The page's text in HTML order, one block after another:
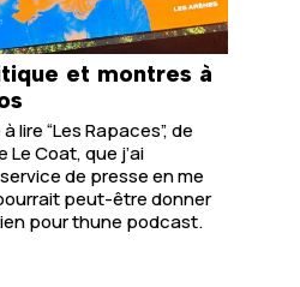
et montres à
lire “Les Rapaces”, de
Le Coat, que j’ai
de presse en me
peut-être donner
pour thune podcast.